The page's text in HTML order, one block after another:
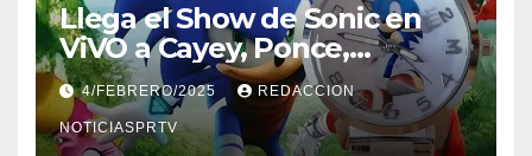
Llega el Show de Sonic en
ViVO a Cayey, Ponce,
Barceloneta y Humacao,
Relojes gratis para el que
compre ahora….
4/FEBRERO/2025 REDACCION
NOTICIASPRTV